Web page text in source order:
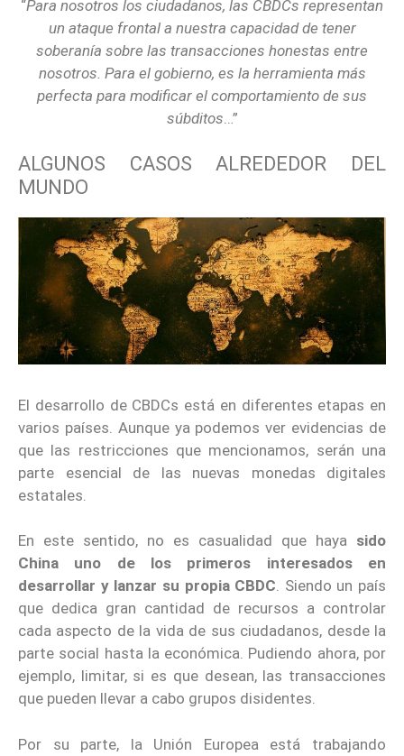
“Para nosotros los ciudadanos, las CBDCs representan
un ataque frontal a nuestra capacidad de tener
soberanía sobre las transacciones honestas entre
nosotros. Para el gobierno, es la herramienta más
perfecta para modificar el comportamiento de sus
súbditos …”
ALGUNOS CASOS ALREDEDOR DEL
MUNDO
El desarrollo de CBDCs está en diferentes etapas en
varios países. Aunque ya podemos ver evidencias de
que las restricciones que mencionamos, serán una
parte esencial de las nuevas monedas digitales
estatales.
En este sentido, no es casualidad que haya sido
China uno de los primeros interesados en
desarrollar y lanzar su propia CBDC. Siendo un país
que dedica gran cantidad de recursos a controlar
cada aspecto de la vida de sus ciudadanos, desde la
parte social hasta la económica. Pudiendo ahora, por
ejemplo, limitar, si es que desean, las transacciones
que pueden llevar a cabo grupos disidentes.
Por su parte, la Unión Europea está trabajando